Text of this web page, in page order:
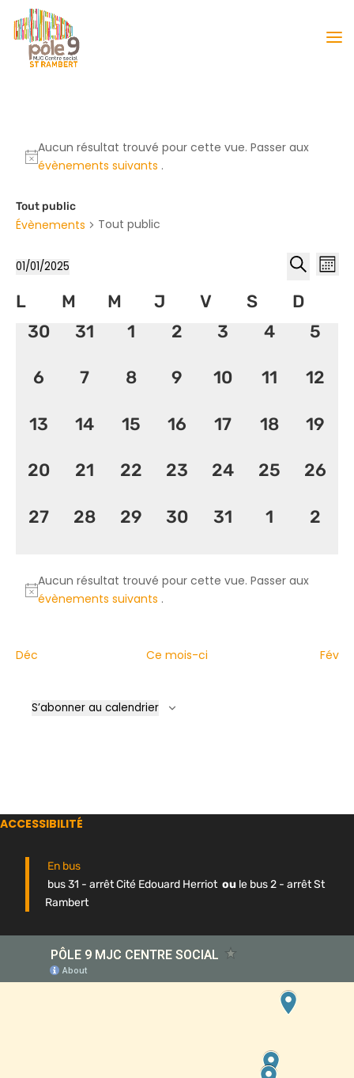
Aucun résultat trouvé pour cette vue. Passer aux
évènements suivants .
Tout public
Évènements Tout public
vues
de
Mois
01/01/2025
une
Calendrier
de
Évènements
L M M J V S
D
0
30
0
31
0
1
0
2
0
3
0
4
0
5
0
6
0
7
0
8
0
9
0
10
0
11
0
12
0
13
0
14
0
15
0
16
0
17
0
18
0
19
0
20
0
21
0
22
0
23
0
24
0
25
0
26
0
27
0
28
0
29
0
30
0
31
0
1
0
2
Aucun résultat trouvé pour cette vue. Passer aux
évènements suivants .
Déc Ce mois-ci Fév
S’abonner au calendrier
ACCESSIBILITÉ
En bus
bus 31 - arrêt Cité Edouard Herriot ou le bus 2 - arrêt St
Rambert